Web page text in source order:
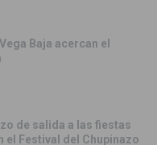
Baja acercan el
de salida a las fiestas
el Festival del Chupinazo